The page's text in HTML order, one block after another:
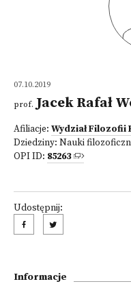
07.10.2019
prof. Jacek Rafał
Afiliacje: Wydział Filozofii
Dziedziny: Nauki
OPI ID: 85263
Udostępnij:
Informacje